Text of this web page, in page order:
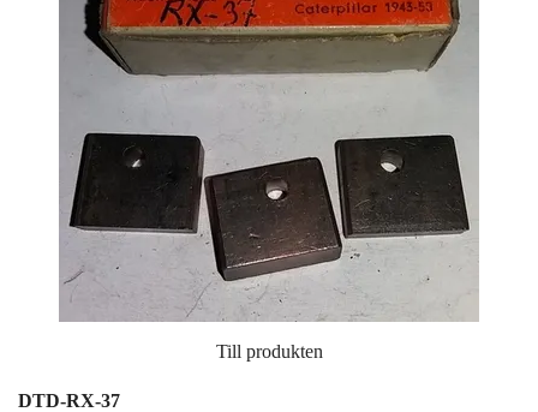
Till produkten
DTD-RX-37